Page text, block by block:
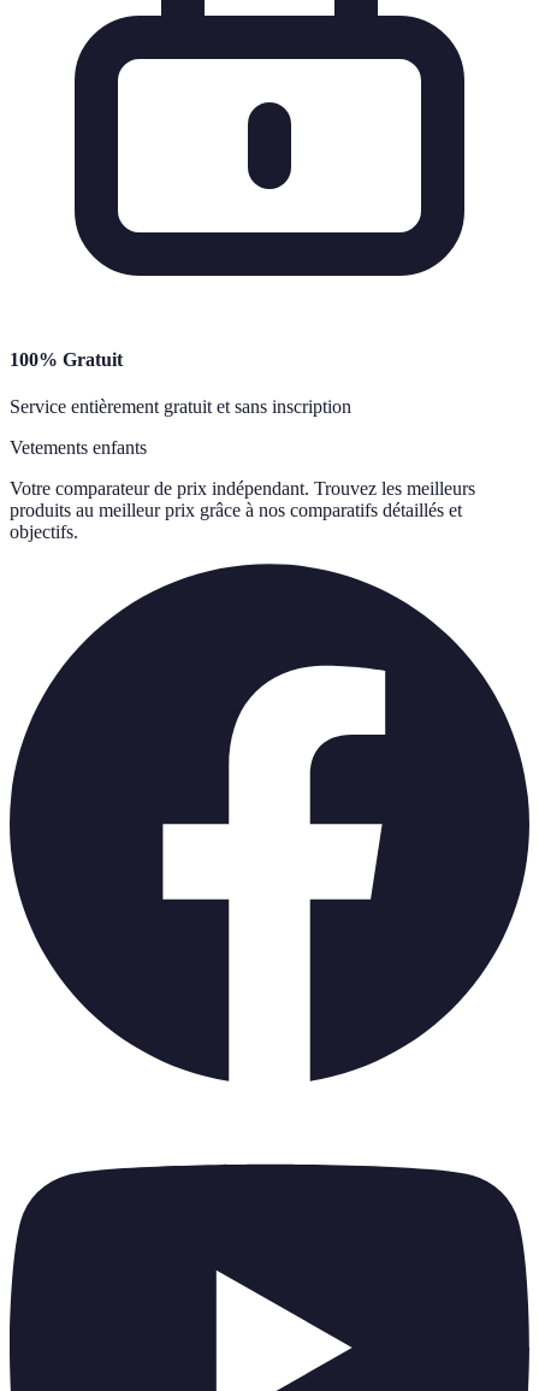
100% Gratuit
Service entièrement gratuit et sans inscription
Vetements enfants
Votre comparateur de prix indépendant. Trouvez les meilleurs
produits au meilleur prix grâce à nos comparatifs détaillés et
objectifs.